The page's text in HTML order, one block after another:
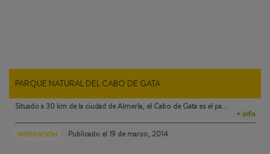
PARQUE NATURAL DEL CABO DE GATA
Situado a 30 km de la ciudad de Almería, el Cabo de Gata es el pa…
+ info
INSPIRACIÓN Publicado el 19 de marzo, 2014